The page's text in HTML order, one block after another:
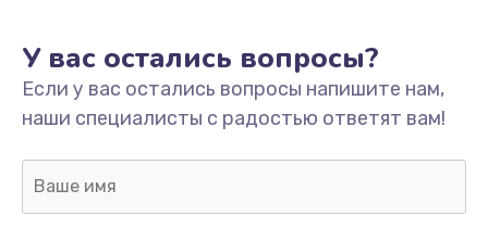
У вас остались вопросы?
Если у вас остались вопросы напишите нам,
наши специалисты с радостью ответят вам!